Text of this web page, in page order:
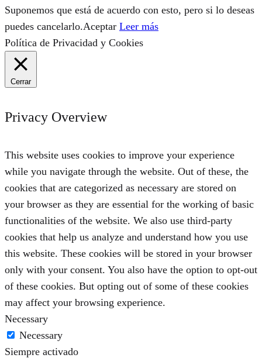
Suponemos que está de acuerdo con esto, pero si lo deseas
puedes cancelarlo.Aceptar Leer más
Política de Privacidad y Cookies
Cerrar
Privacy Overview
This website uses cookies to improve your experience
while you navigate through the website. Out of these, the
cookies that are categorized as necessary are stored on
your browser as they are essential for the working of basic
functionalities of the website. We also use third-party
cookies that help us analyze and understand how you use
this website. These cookies will be stored in your browser
only with your consent. You also have the option to opt-out
of these cookies. But opting out of some of these cookies
may affect your browsing experience.
Necessary
Necessary
Siempre activado